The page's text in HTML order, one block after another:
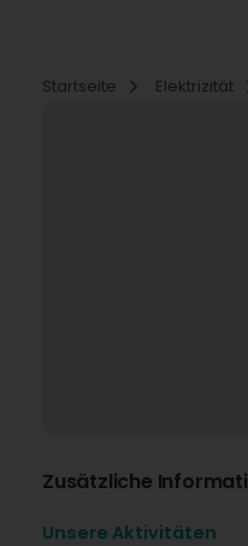
Startseite
Elektrizität
Zusätzliche
Unsere Aktivitäten